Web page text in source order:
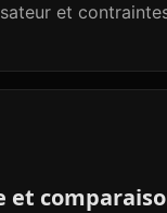
et
et